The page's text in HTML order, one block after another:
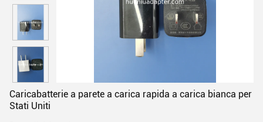
Caricabatterie a parete a carica rapida a carica bianca per
Stati Uniti